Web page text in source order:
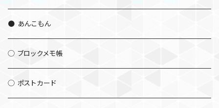
● あんこもん
◯ ブロックメモ帳
◯ ポストカード